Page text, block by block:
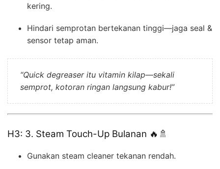
kering.
Hindari semprotan bertekanan tinggi—jaga seal &
sensor tetap aman.
“Quick degreaser itu vitamin kilap—sekali
semprot, kotoran ringan langsung kabur!”
H3: 3. Steam Touch-Up Bulanan 🔥🚿
Gunakan steam cleaner tekanan rendah.